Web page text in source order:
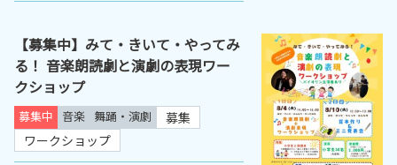
【募集中】みて・きいて・やってみ
る！ 音楽朗読劇と演劇の表現ワー
クショップ
募集中 音楽 舞踊・演劇
募集
ワークショップ